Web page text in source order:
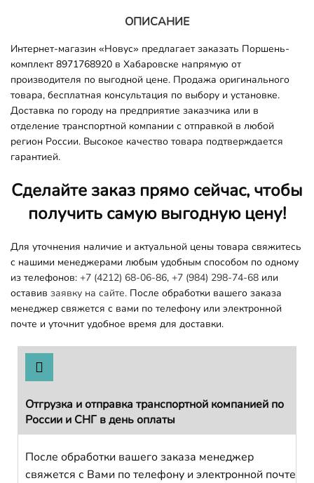
ОПИСАНИЕ
Интернет-магазин «Новус» предлагает заказать Поршень-
комплект 8971768920 в Хабаровске напрямую от
производителя по выгодной цене. Продажа оригинального
товара, бесплатная консультация по выбору и установке.
Доставка по городу на предприятие заказчика или в
отделение транспортной компании с отправкой в любой
регион России. Высокое качество товара подтверждается
гарантией.
Сделайте заказ прямо сейчас, чтобы
получить самую выгодную цену!
Для уточнения наличие и актуальной цены товара свяжитесь
с нашими менеджерами любым удобным способом по одному
из телефонов: +7 (4212) 68-06-86, +7 (984) 298-74-68 или
оставив заявку на сайте. После обработки вашего заказа
менеджер свяжется с вами по телефону или электронной
почте и уточнит удобное время для доставки.
Отгрузка и отправка транспортной компанией по
России и СНГ в день оплаты
После обработки вашего заказа менеджер
свяжется с Вами по телефону и электронной почте